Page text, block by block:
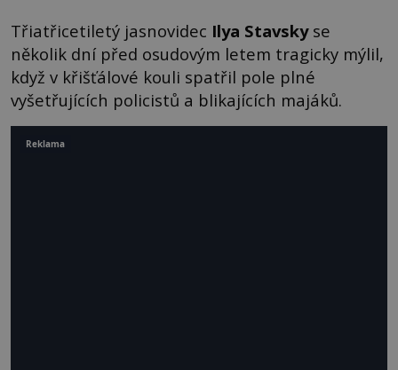
Třiatřicetiletý jasnovidec Ilya Stavskyse
několik dní před osudovým letem tragicky mýlil,
když v křišťálové kouli spatřil pole plné
vyšetřujících policistů a blikajících majáků.
Reklama